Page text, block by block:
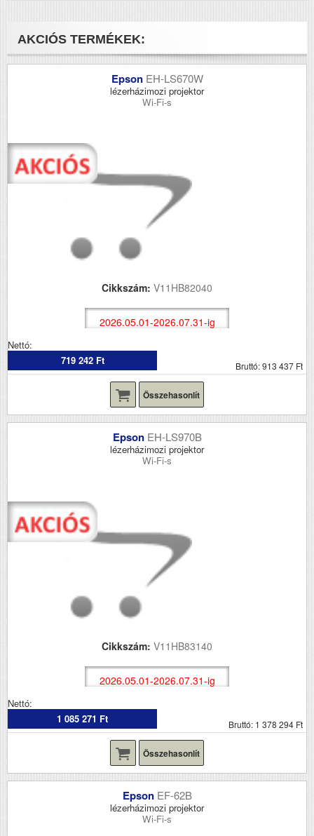
AKCIÓS TERMÉKEK:
Epson EH-LS670W
lézerházimozi projektor
Wi-Fi-s
Cikkszám: V11HB82040
2026.05.01-2026.07.31-ig
Nettó:
719 242 Ft
Bruttó: 913 437 Ft
Összehasonlít
Epson EH-LS970B
lézerházimozi projektor
Wi-Fi-s
Cikkszám: V11HB83140
2026.05.01-2026.07.31-ig
Nettó:
1 085 271 Ft
Bruttó: 1 378 294 Ft
Összehasonlít
Epson EF-62B
lézerházimozi projektor
Wi-Fi-s